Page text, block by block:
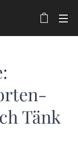
Tänk